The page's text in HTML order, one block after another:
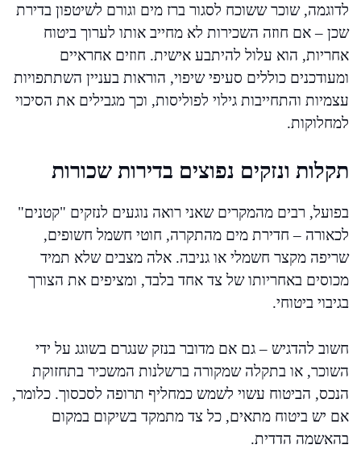
לדוגמה, שוכר ששוכח לסגור ברז מים וגורם לשיטפון בדירת
שכן – אם חוזה השכירות לא מחייב אותו לערוך ביטוח
אחריות, הוא עלול להיתבע אישית. חוזים אחראיים
ומעודכנים כוללים סעיפי שיפוי, הוראות בעניין השתתפויות
עצמיות והתחייבות גילוי לפוליסות, וכך מגבילים את הסיכוי
למחלוקות.
תקלות ונזקים נפוצים בדירות שכורות
בפועל, רבים מהמקרים שאני רואה נוגעים לנזקים "קטנים"
לכאורה – חדירת מים מהתקרה, חוטי חשמל חשופים,
שריפה מקצר חשמלי או גניבה. אלה מצבים שלא תמיד
מכוסים באחריותו של צד אחד בלבד, ומציפים את הצורך
בגיבוי ביטוחי.
חשוב להדגיש – גם אם מדובר בנזק שנגרם בשוגג על ידי
השוכר, או בתקלה שמקורה ברשלנות המשכיר בתחזוקת
הנכס, הביטוח עשוי לשמש כמחליף תרופה לסכסוך. כלומר,
אם יש ביטוח מתאים, כל צד מתמקד בשיקום במקום
בהאשמה הדדית.